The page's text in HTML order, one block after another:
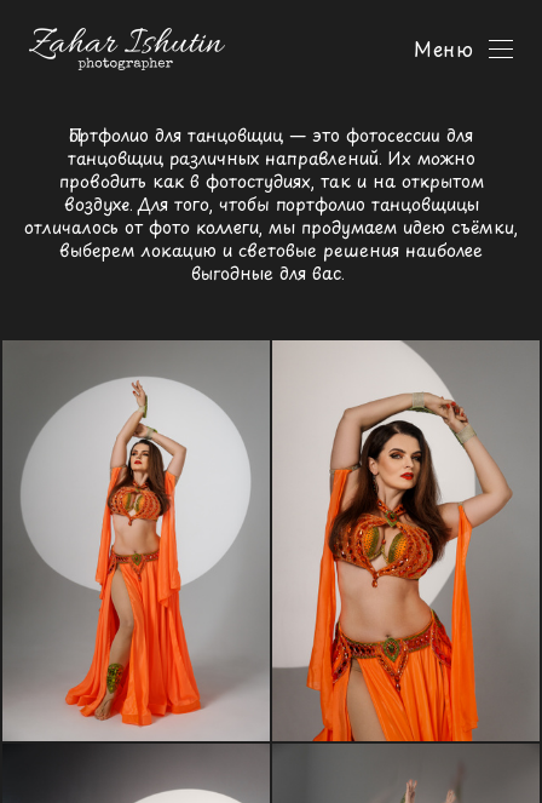
Меню
Портфолио для танцовщиц — это фотосессии для
танцовщиц различных направлений. Их можно
проводить как в фотостудиях, так и на открытом
воздухе. Для того, чтобы портфолио танцовщицы
отличалось от фото коллеги, мы продумаем идею съёмки,
выберем локацию и световые решения наиболее
выгодные для вас.